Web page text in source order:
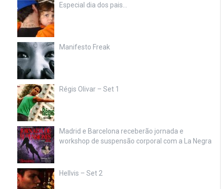
Especial dia dos pais…
Manifesto Freak
Régis Olivar – Set 1
Madrid e Barcelona receberão jornada e
workshop de suspensão corporal com a La Negra
Hellvis – Set 2